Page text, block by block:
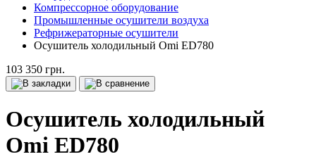
Компрессорное оборудование
Промышленные осушители воздуха
Рефрижераторные осушители
Осушитель холодильный Omi ED780
103 350 грн.
Осушитель холодильный
Omi ED780